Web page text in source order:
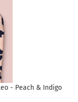
- Peach & Indigo